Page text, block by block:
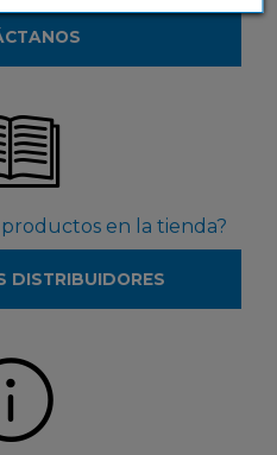
en la tienda?
DISTRIBUIDORES